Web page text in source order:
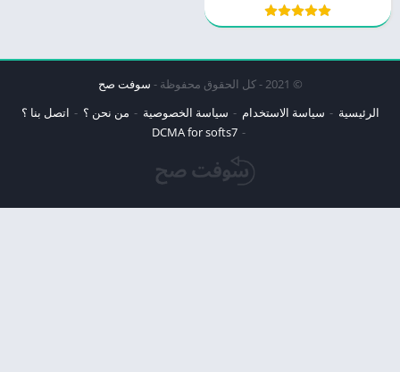
© 2021 - كل الحقوق محفوظة -
سوفت صح
الرئيسية
سياسة الاستخدام سياسة الخصوصية من نحن ؟
اتصل بنا ؟
DCMA for softs7